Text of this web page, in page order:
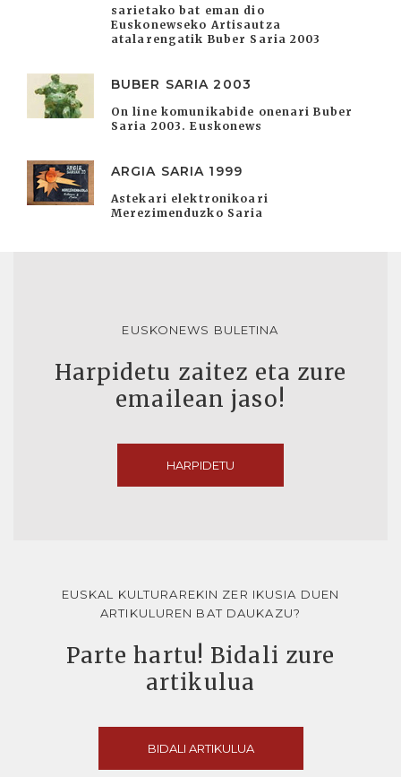
sarietako bat eman dio
Euskonewseko Artisautza
atalarengatik Buber Saria 2003
BUBER SARIA 2003
On line komunikabide onenari Buber
Saria 2003. Euskonews
ARGIA SARIA 1999
Astekari elektronikoari
Merezimenduzko Saria
EUSKONEWS BULETINA
Harpidetu zaitez eta zure
emailean jaso!
HARPIDETU
EUSKAL KULTURAREKIN ZER IKUSIA DUEN
ARTIKULUREN BAT DAUKAZU?
Parte hartu! Bidali zure
artikulua
BIDALI ARTIKULUA